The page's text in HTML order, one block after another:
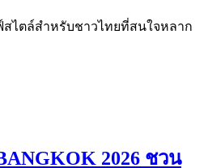
ไตล์สำหรับชาวไทยที่สนใจหลาก
2026 ชวน